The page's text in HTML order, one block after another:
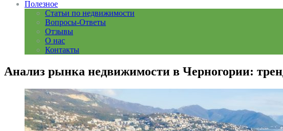
Полезное
Статьи по недвижимости
Вопросы-Ответы
Отзывы
О нас
Контакты
Анализ рынка недвижимости в Черногории: